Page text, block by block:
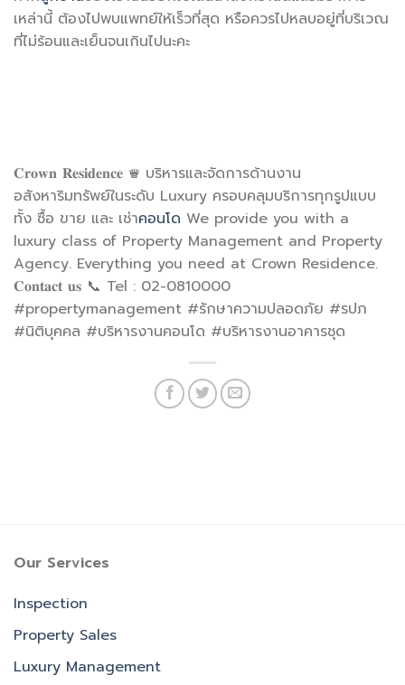
เหล่านี้ ต้องไปพบแพทย์ให้เร็วที่สุด หรือควรไปหลบอยู่ที่บริเวณ
ที่ไม่ร้อนและเย็นจนเกินไปนะคะ
𝐂𝐫𝐨𝐰𝐧 𝐑𝐞𝐬𝐢𝐝𝐞𝐧𝐜𝐞 ♛ บริหารและจัดการด้านงาน
อสังหาริมทรัพย์ในระดับ Luxury ครอบคลุมบริการทุกรูปแบบ
ทั้ง ซื้อ ขาย และ เช่าคอนโด We provide you with a
luxury class of Property Management and Property
Agency. Everything you need at Crown Residence.
𝐂𝐨𝐧𝐭𝐚𝐜𝐭 𝐮𝐬 📞 Tel : 02-0810000
#propertymanagement #รักษาความปลอดภัย #รปภ
#นิติบุคคล #บริหารงานคอนโด #บริหารงานอาคารชุด
Our Services
Inspection
Property Sales
Luxury Management